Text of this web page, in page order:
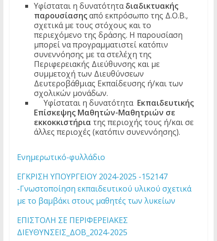
Υφίσταται η δυνατότηταδιαδικτυακής
παρουσίασηςαπό εκπρόσωπο της Δ.Ο.Β.,
σχετικά με τους στόχους και το
περιεχόμενο της δράσης. Η παρουσίαση
μπορεί να προγραμματιστεί κατόπιν
συνεννόησης με τα στελέχη της
Περιφερειακής Διεύθυνσης και με
συμμετοχή των Διευθύνσεων
Δευτεροβάθμιας Εκπαίδευσης ή/και των
σχολικών μονάδων.
Υφίσταται η δυνατότητα Εκπαιδευτικής
Επίσκεψης Μαθητών-Μαθητριών σε
εκκοκκιστήρια της περιοχής τους ή/και σε
άλλες περιοχές (κατόπιν συνεννόησης).
Ενημερωτικό-φυλλάδιο
ΕΓΚΡΙΣΗ ΥΠΟΥΡΓΕΙΟΥ 2024-2025 -152147
-Γνωστοποίηση εκπαιδευτικού υλικού σχετικά
με το βαμβάκι στους μαθητές των λυκείων
ΕΠΙΣΤΟΛΗ ΣΕ ΠΕΡΙΦΕΡΕΙΑΚΕΣ
ΔΙΕΥΘΥΝΣΕΙΣ_ΔΟΒ_2024-2025